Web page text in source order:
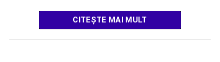
CITEȘTE MAI MULT